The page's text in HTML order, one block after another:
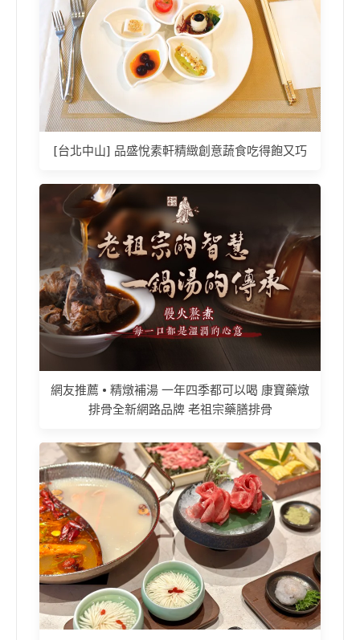
[台北中山] 品盛悅素軒精緻創意蔬食吃得飽又巧
網友推薦 • 精燉補湯 一年四季都可以喝 康寶藥燉
排骨全新網路品牌 老祖宗藥膳排骨